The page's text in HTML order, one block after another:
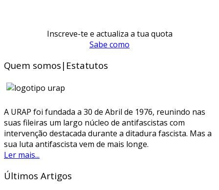
Inscreve-te e actualiza a tua quota
Sabe como
Quem somos|Estatutos
A URAP foi fundada a 30 de Abril de 1976, reunindo nas
suas fileiras um largo núcleo de antifascistas com
intervenção destacada durante a ditadura fascista. Mas a
sua luta antifascista vem de mais longe.
Ler mais...
Últimos Artigos